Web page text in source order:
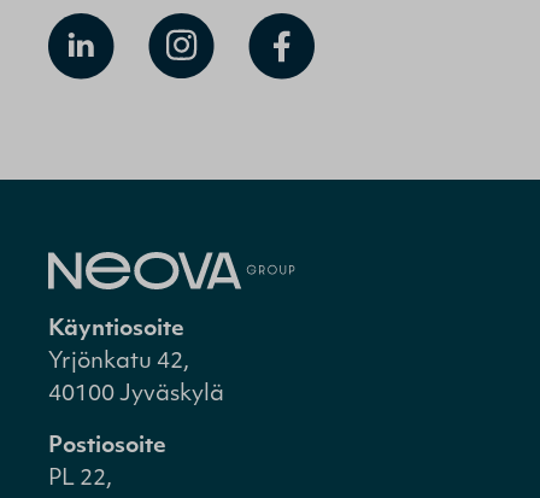
Käyntiosoite
Yrjönkatu 42,
40100 Jyväskylä
Postiosoite
PL 22,